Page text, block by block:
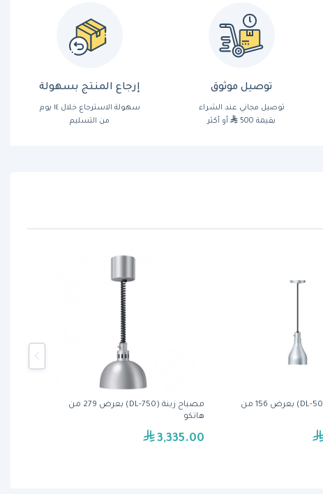
توصيل موثوق
توصيل مجاني عند الشراء
بقيمة 500
أو أكثر
إرجاع المنتج بسهولة
سهولة الاسترجاع خلال ١٤ يوم
من التسليم
مصباح زينة (DL-750) بعرض 279 من
هاتكو
3,335.00
مصباح زينة (DL-500) بعرض 156 من